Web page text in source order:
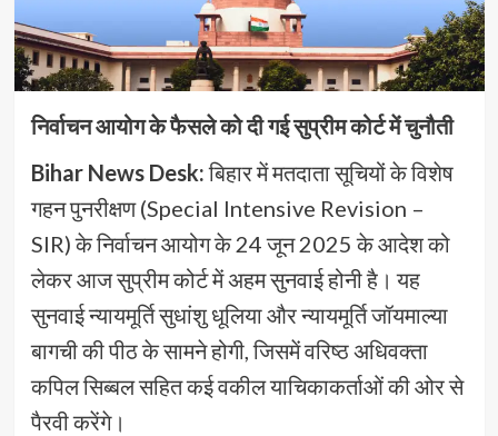
निर्वाचन आयोग के फैसले को दी गई सुप्रीम कोर्ट में चुनौती
Bihar News Desk:बिहार में मतदाता सूचियों के विशेष
गहन पुनरीक्षण (Special Intensive Revision –
SIR) के निर्वाचन आयोग के 24 जून 2025 के आदेश को
लेकर आज सुप्रीम कोर्ट में अहम सुनवाई होनी है। यह
सुनवाई न्यायमूर्ति सुधांशु धूलिया और न्यायमूर्ति जॉयमाल्या
बागची की पीठ के सामने होगी, जिसमें वरिष्ठ अधिवक्ता
कपिल सिब्बल सहित कई वकील याचिकाकर्ताओं की ओर से
पैरवी करेंगे।